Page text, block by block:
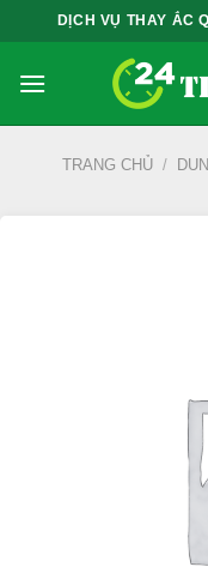
qua
nội
DỊCH VỤ THAY ẮC
TRANG CHỦ /